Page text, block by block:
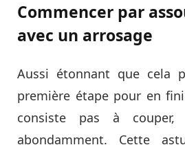
Commencer par
avec un arrosage
Aussi étonnant que cela
première étape pour en
consiste pas à
abondamment. Cette